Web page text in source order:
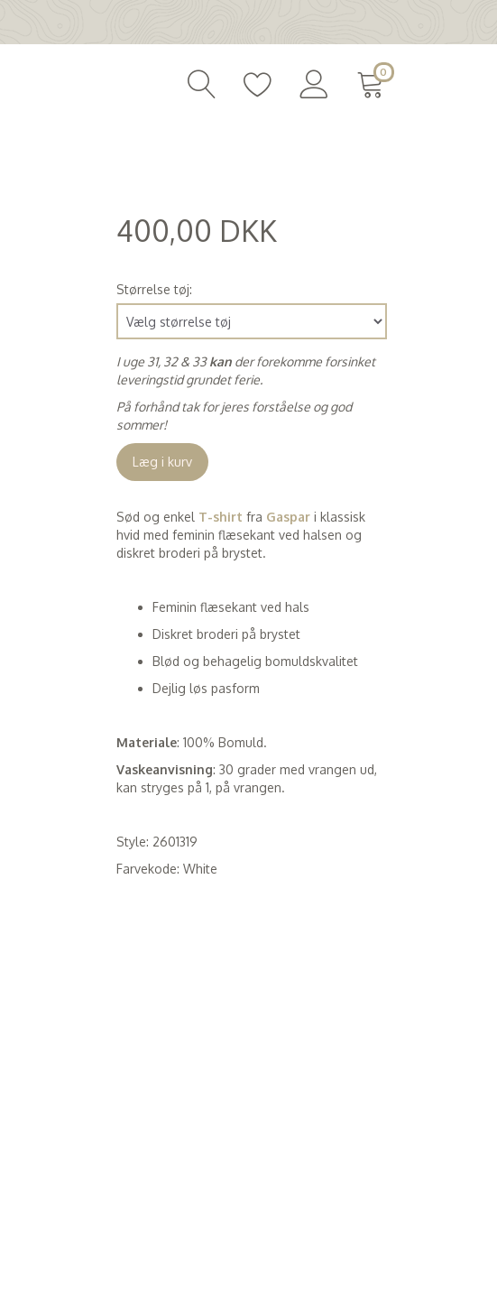
0
400,00 DKK
Størrelse tøj:
I uge 31, 32 & 33kan der forekomme forsinket
leveringstid grundet ferie.
På forhånd tak for jeres forståelse og god
sommer!
Læg i kurv
Sød og enkel T-shirtfra Gaspar i klassisk
hvid med feminin flæsekant ved halsen og
diskret broderi på brystet.
Feminin flæsekant ved hals
Diskret broderi på brystet
Blød og behagelig bomuldskvalitet
Dejlig løs pasform
Materiale: 100% Bomuld.
Vaskeanvisning: 30 grader med vrangen ud,
kan stryges på 1, på vrangen.
Style: 2601319
Farvekode: White